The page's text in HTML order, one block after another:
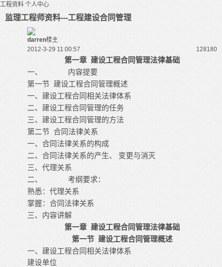
工程资料 个人中心
监理工程师资料---工程建设合同管理
darren楼主
2012-3-29 11:00:57
128180
第一章 建设工程合同管理法律基础
一、 内容提要
第一节 建设工程合同管理概述
一、建设工程合同相关法律体系
二、建设工程合同管理的任务
三、建设工程合同管理的方法
第二节 合同法律关系
一、合同法律关系的构成
二、合同法律关系的产生、 变更与消灭
三、代理关系
二、 考纲要求：
熟悉：代理关系
掌握：合同法律关系
三、内容讲解
第一章 建设工程合同管理法律基础
第一节 建设工程合同管理概述
一、建设工程合同相关法律体系
建设单位